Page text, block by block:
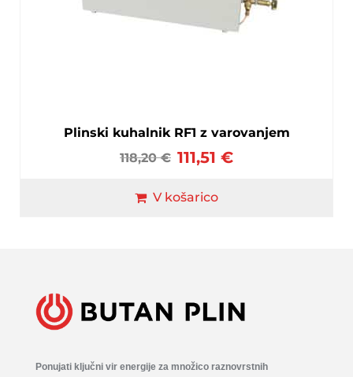
Plinski kuhalnik RF1 z varovanjem
118,20€ 111,51 €
V košarico
Ponujati ključni vir energije za množico raznovrstnih